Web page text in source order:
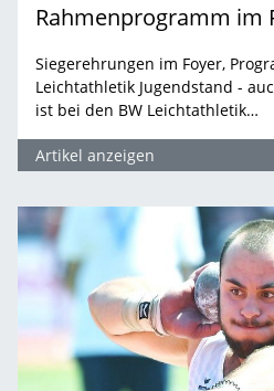
Rahmenprogramm im
Siegerehrungen im Foyer,
Leichtathletik Jugendstand -
ist bei den BW Leichtathletik…
Artikel anzeigen